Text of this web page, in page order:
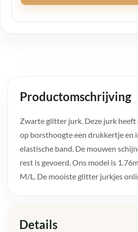
Productomschrijving
Zwarte glitter jurk. Deze jurk heeft
op borsthoogte een drukkertje en
elastische band. De mouwen
rest is gevoerd. Ons model is
M/L. De mooiste glitter jurkjes
Details